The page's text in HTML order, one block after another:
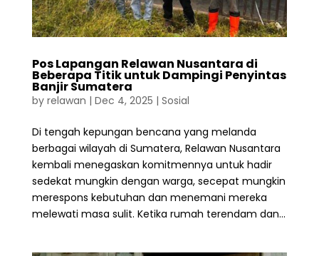
Pos Lapangan Relawan Nusantara di
Beberapa Titik untuk Dampingi Penyintas
Banjir Sumatera
by relawan | Dec 4, 2025 | Sosial
Di tengah kepungan bencana yang melanda
berbagai wilayah di Sumatera, Relawan Nusantara
kembali menegaskan komitmennya untuk hadir
sedekat mungkin dengan warga, secepat mungkin
merespons kebutuhan dan menemani mereka
melewati masa sulit. Ketika rumah terendam dan...